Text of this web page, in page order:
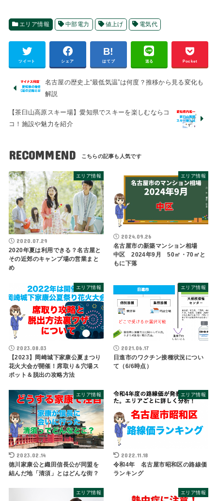
エリア情報 中部電力 値上げ 電気代
ツイート シェア はてブ 送る Pocket
名古屋の歴史上“最低気温”は何度？推移から見る変化も
解説
【茶臼山高原スキー場】愛知県でスキーを楽しむならコ
コ！施設や魅力を紹介
RECOMMEND
エリア情報
2020.07.29
2020年夏は利用できる？名古屋と
その近郊のキャンプ場の営業まと
め
エリア情報
2024.09.26
名古屋市の新築マンション相場
中区 2024年9月 50㎡・70㎡と
もに下落
エリア情報
2023.08.03
【2023】岡崎城下家康公夏まつり
花火大会が開催！席取り＆穴場ス
ポット＆脱出の攻略方法
エリア情報
2021.06.17
日進市のワクチン接種状況につい
て（6/6時点）
エリア情報
2023.02.14
徳川家康公と織田信長公が同盟を
結んだ地「清須」とはどんな街？
エリア情報
2022.11.18
令和4年 名古屋市昭和区の路線価
ランキング
エリア情報 エリア情報